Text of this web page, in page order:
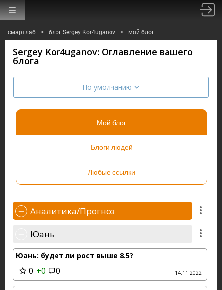
смартлаб > блог Sergey Kor4uganov > мой блог
Sergey Kor4uganov: Оглавление вашего
блога
По умолчанию
Мой блог
Блоги людей
Любые ссылки
Аналитика/Прогноз
Юань
14.11.2022
Юань: будет ли рост выше 8.5?
0 +0 0